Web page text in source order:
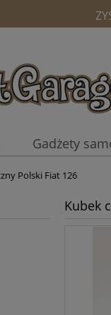
Gadżety
Polski Fiat 126
Kubek